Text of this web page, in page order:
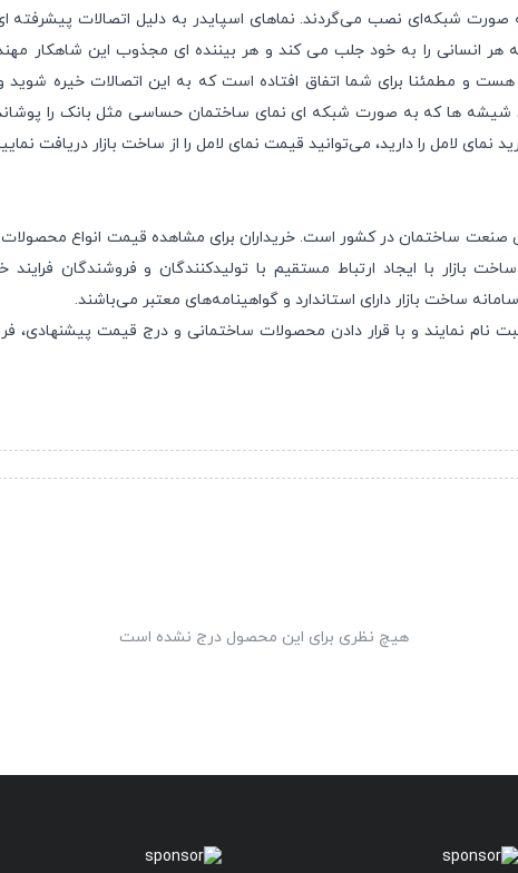
صورت شبکه‌ای نصب می‌گردند. نماهای اسپایدر به دلیل اتصالات پیشرفته
هر انسانی را به خود جلب می کند و هر بیننده ای مجذوب این شاهکار
هست و مطمئنا برای شما اتفاق افتاده است که به این اتصالات خیره
شیشه ها که به صورت شبکه ای نمای ساختمان حساسی مثل بانک را
نمای لامل را دارید، می‌توانید قیمت نمای لامل را از ساخت بازار دریافت
صنعت ساختمان در کشور است. خریداران برای مشاهده قیمت انواع
بازار با ایجاد ارتباط مستقیم با تولیدکنندگان و فروشندگان
ساخت بازار دارای استاندارد و گواهینامه‌های معتبر می‌باشند.
نام نمایند و با قرار دادن محصولات ساختمانی و درج قیمت
هیچ نظری برای این محصول درج نشده است